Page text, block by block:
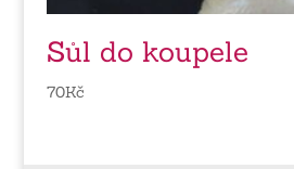
Sůl do koupele
70Kč